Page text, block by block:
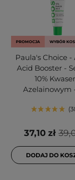
PROMOCJA WYBÓR
Paula's Choice -
Acid Booster -
10%
Azelainowym
37,10 zł
DODAJ DO